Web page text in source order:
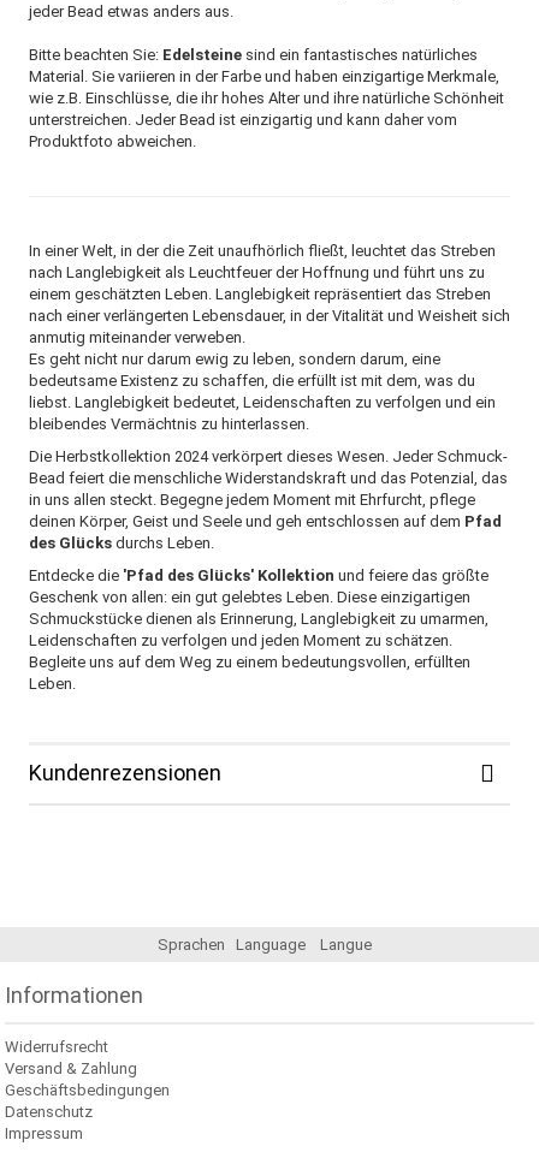
jeder Bead etwas anders aus.
Bitte beachten Sie: Edelsteine sind ein fantastisches natürliches
Material. Sie variieren in der Farbe und haben einzigartige Merkmale,
wie z.B. Einschlüsse, die ihr hohes Alter und ihre natürliche Schönheit
unterstreichen. Jeder Bead ist einzigartig und kann daher vom
Produktfoto abweichen.
In einer Welt, in der die Zeit unaufhörlich fließt, leuchtet das Streben
nach Langlebigkeit als Leuchtfeuer der Hoffnung und führt uns zu
einem geschätzten Leben. Langlebigkeit repräsentiert das Streben
nach einer verlängerten Lebensdauer, in der Vitalität und Weisheit sich
anmutig miteinander verweben.
Es geht nicht nur darum ewig zu leben, sondern darum, eine
bedeutsame Existenz zu schaffen, die erfüllt ist mit dem, was du
liebst. Langlebigkeit bedeutet, Leidenschaften zu verfolgen und ein
bleibendes Vermächtnis zu hinterlassen.
Die Herbstkollektion 2024 verkörpert dieses Wesen. Jeder Schmuck-
Bead feiert die menschliche Widerstandskraft und das Potenzial, das
in uns allen steckt. Begegne jedem Moment mit Ehrfurcht, pflege
deinen Körper, Geist und Seele und geh entschlossen auf dem Pfad
des Glücks durchs Leben.
Entdecke die 'Pfad des Glücks' Kollektion und feiere das größte
Geschenk von allen: ein gut gelebtes Leben. Diese einzigartigen
Schmuckstücke dienen als Erinnerung, Langlebigkeit zu umarmen,
Leidenschaften zu verfolgen und jeden Moment zu schätzen.
Begleite uns auf dem Weg zu einem bedeutungsvollen, erfüllten
Leben.
Kundenrezensionen
Sprachen Language Langue
Informationen
Widerrufsrecht
Versand & Zahlung
Geschäftsbedingungen
Datenschutz
Impressum